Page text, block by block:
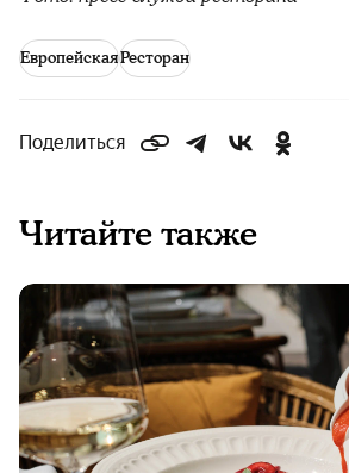
ЕвропейскаяРесторан
Поделиться
Читайте также